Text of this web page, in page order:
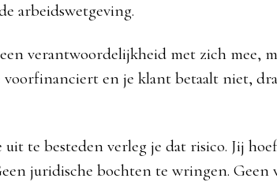
arbeidswetgeving.
verantwoordelijkheid met zich mee,
voorfinanciert en je klant betaalt niet,
te besteden verleg je dat risico. Jij
juridische bochten te wringen. Geen